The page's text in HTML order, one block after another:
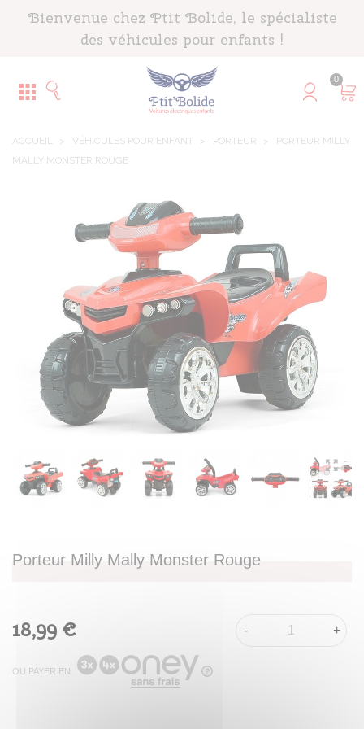
Bienvenue chez Ptit Bolide, le spécialiste
des véhicules pour enfants !
0
ACCUEIL > VÉHICULES POUR ENFANT > PORTEUR >
PORTEUR MILLY
MALLY MONSTER ROUGE
Porteur Milly Mally Monster Rouge
18,99 €
OU PAYER EN
- +